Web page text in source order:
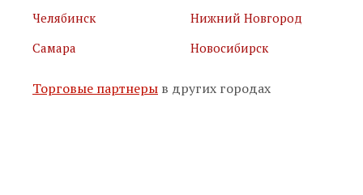
Подписаться
Челябинск
Нижний Новгород
Самара
Новосибирск
Торговые партнеры в других городах